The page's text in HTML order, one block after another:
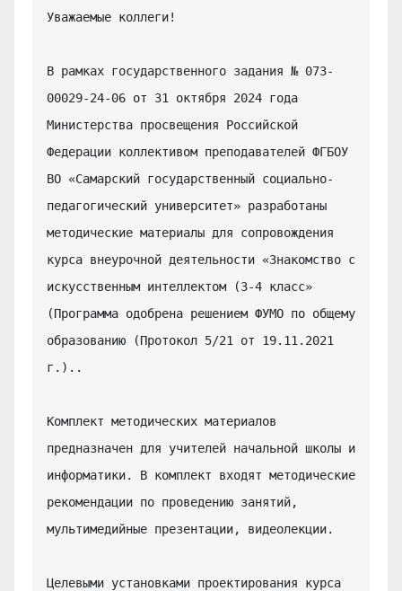
Уважаемые коллеги!
В рамках государственного задания № 073-
00029-24-06 от 31 октября 2024 года
Министерства просвещения Российской
Федерации коллективом преподавателей ФГБОУ
ВО «Самарский государственный социально-
педагогический университет» разработаны
методические материалы для сопровождения
курса внеурочной деятельности «Знакомство с
искусственным интеллектом (3-4 класс»
(Программа одобрена решением ФУМО по общему
образованию (Протокол 5/21 от 19.11.2021
г.)..
Комплект методических материалов
предназначен для учителей начальной школы и
информатики. В комплект входят методические
рекомендации по проведению занятий,
мультимедийные презентации, видеолекции.
Целевыми установками проектирования курса